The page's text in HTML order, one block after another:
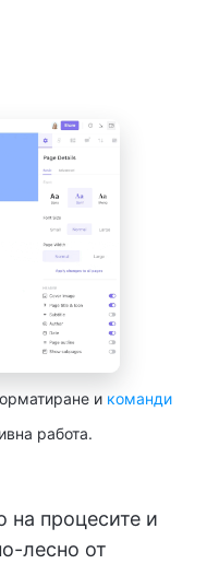
и команди
работа.
на процесите и
лесно от